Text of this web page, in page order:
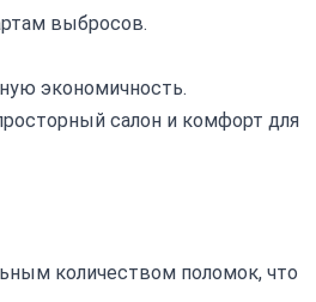
выбросов.
экономичность.
салон и комфорт для
количеством поломок, что